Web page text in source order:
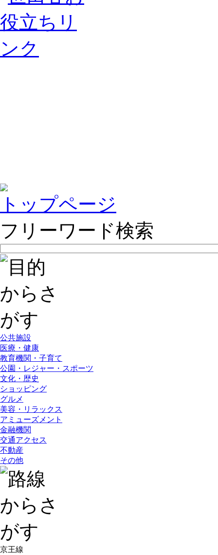
トップページ
フリーワード検索
公共施設
医療・健康
教育機関・子育て
公園・レジャー・スポーツ
文化・歴史
ショッピング
グルメ
美容・リラックス
アミューズメント
金融機関
交通アクセス
不動産
その他
京王線